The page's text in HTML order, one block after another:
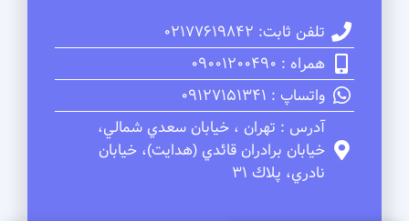
تلفن ثابت: 02177619842
همراه : 09001200490
واتساپ : 09127151341
آدرس : تهران ، خيابان سعدي شمالي،
خيابان برادران قائدي (هدايت)، خيابان
نادري، پلاك 31